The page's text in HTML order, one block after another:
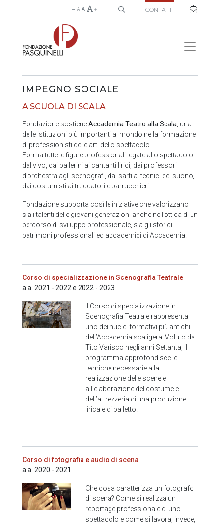
CONTATTI
IMPEGNO SOCIALE
A SCUOLA DI SCALA
Fondazione sostieneAccademia Teatro alla Scala, una
delle istituzioni più importanti al mondo nella formazione
di professionisti delle arti dello spettacolo.
Forma tutte le figure professionali legate allo spettacolo
dal vivo, dai ballerini ai cantanti lirici, dai professori
d’orchestra agli scenografi, dai sarti ai tecnici del suono,
dai costumisti ai truccatori e parrucchieri.
Fondazione supporta così le iniziative che valorizzano
sia i talenti delle giovani generazioni anche nell’ottica di un
percorso di sviluppo professionale, sia gli storici
patrimoni professionali ed accademici di Accademia.
Corso di specializzazione in Scenografia Teatrale
a.a. 2021 - 2022 e 2022 - 2023
Il Corso di specializzazione in
Scenografia Teatrale rappresenta
uno dei nuclei formativi più antichi
dell’Accademia scaligera. Voluto da
Tito Varisco negli anni Settanta, il
programma approfondisce le
tecniche necessarie alla
realizzazione delle scene e
all’elaborazione del costume e
dell’attrezzeria di una produzione
lirica e di balletto.
Corso di fotografia e audio di scena
a.a. 2020 - 2021
Che cosa caratterizza un fotografo
di scena? Come si realizza un
reportage professionale di uno
spettacolo e come si lavora, invece,